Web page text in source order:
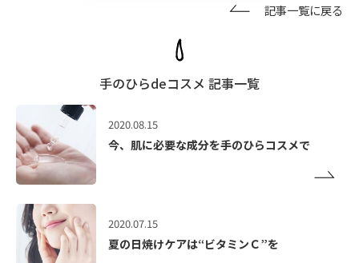
記事一覧に戻る
手のひらdeコスメ 記事一覧
2020.08.15
今、肌に必要な成分を手のひらコスメで
2020.07.15
夏の日焼けケアは“ビタミンＣ”を